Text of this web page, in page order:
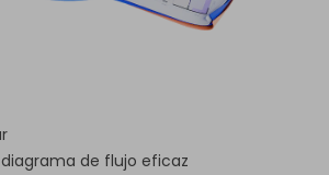
de flujo eficaz